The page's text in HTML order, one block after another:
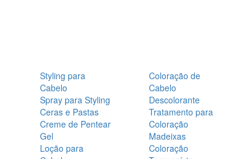
Styling para
Cabelo
Spray para Styling
Ceras e Pastas
Creme de Pentear
Gel
Loção para
Coloração de
Cabelo
Descolorante
Tratamento para
Coloração
Madeixas
Coloração